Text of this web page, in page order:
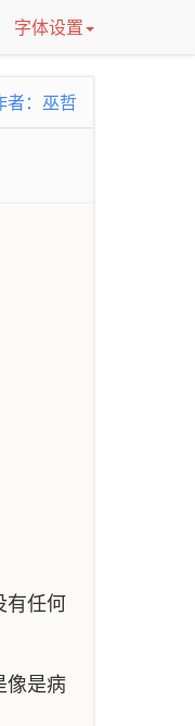
字体设置
者：巫哲
有任何
像是病